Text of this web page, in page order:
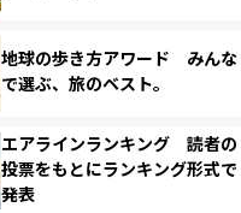
地球の歩き方アワード みんな
で選ぶ、旅のベスト。
エアラインランキング 読者の
投票をもとにランキング形式で
発表